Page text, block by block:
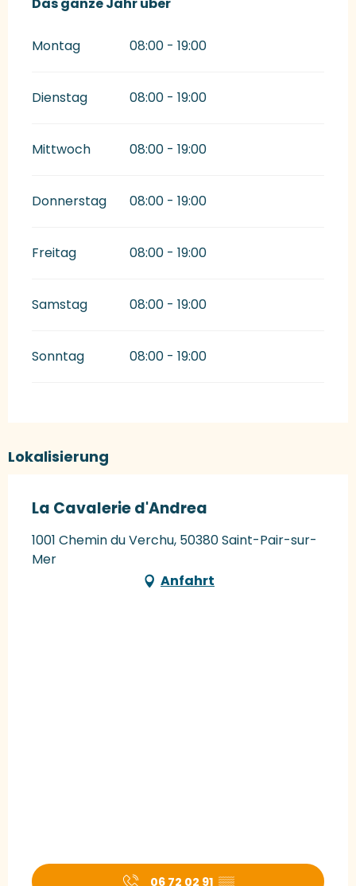
Das ganze Jahr über
Das ganze Jahr über
Montag 08:00 - 19:00
Dienstag 08:00 - 19:00
Mittwoch 08:00 - 19:00
Donnerstag 08:00 - 19:00
Freitag 08:00 - 19:00
Samstag 08:00 - 19:00
Sonntag 08:00 - 19:00
Lokalisierung
La Cavalerie d'Andrea
1001 Chemin du Verchu, 50380 Saint-Pair-sur-
Mer
Anfahrt
06 72 02 91 ▒▒